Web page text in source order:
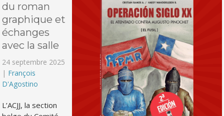
du roman
graphique et
échanges
avec la salle
24 septembre 2025
| François
D'Agostino
L’ACJJ, la section